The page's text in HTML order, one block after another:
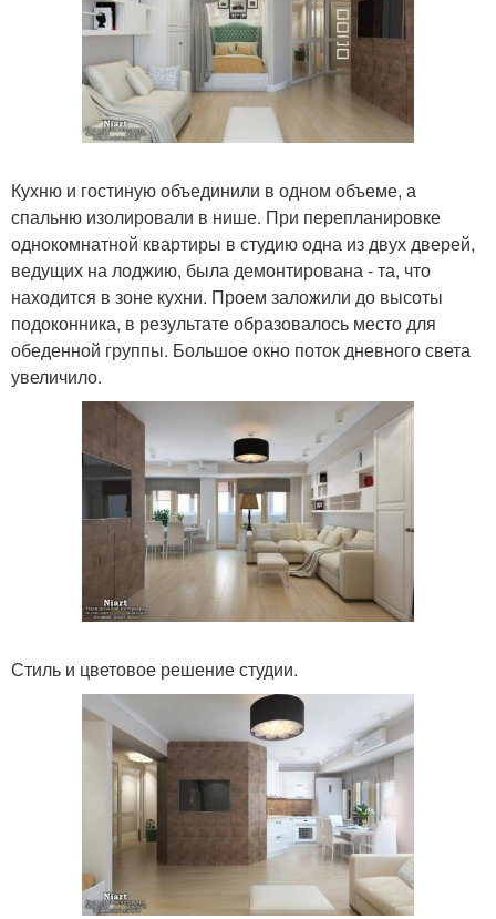
Кухню и гостиную объединили в одном объеме, а
спальню изолировали в нише. При перепланировке
однокомнатной квартиры в студию одна из двух дверей,
ведущих на лоджию, была демонтирована - та, что
находится в зоне кухни. Проем заложили до высоты
подоконника, в результате образовалось место для
обеденной группы. Большое окно поток дневного света
увеличило.
Стиль и цветовое решение студии.